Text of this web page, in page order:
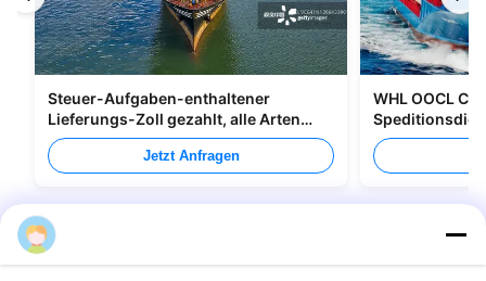
Steuer-Aufgaben-enthaltener
Lieferungs-Zoll gezahlt, alle Arten
Verpacken versendend
Jetzt Anfragen
WHL OOCL
nach Kanada